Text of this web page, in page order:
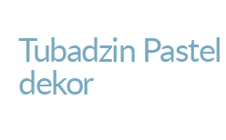
Tubadzin
dekor